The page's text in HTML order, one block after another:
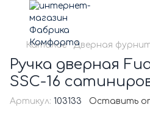
Каталог Дверная
Ручка дверная
SSC-16
Артикул: 103133 Оставить